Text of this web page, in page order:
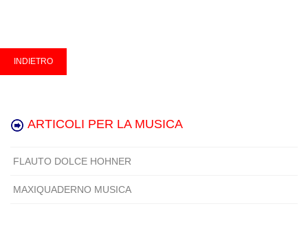
ARTICOLI PER LA MUSICA
FLAUTO DOLCE HOHNER
MAXIQUADERNO MUSICA